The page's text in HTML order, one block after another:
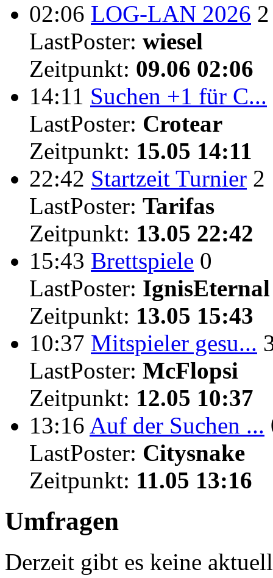
02:06 LOG-LAN 2026 2
LastPoster: wiesel
Zeitpunkt: 09.06 02:06
14:11 Suchen +1 für C...
LastPoster: Crotear
Zeitpunkt: 15.05 14:11
22:42 Startzeit Turnier 2
LastPoster: Tarifas
Zeitpunkt: 13.05 22:42
15:43 Brettspiele 0
LastPoster: IgnisEternal
Zeitpunkt: 13.05 15:43
10:37 Mitspieler gesu...
LastPoster: McFlopsi
Zeitpunkt: 12.05 10:37
13:16 Auf der Suchen ...
LastPoster: Citysnake
Zeitpunkt: 11.05 13:16
Umfragen
Derzeit gibt es keine